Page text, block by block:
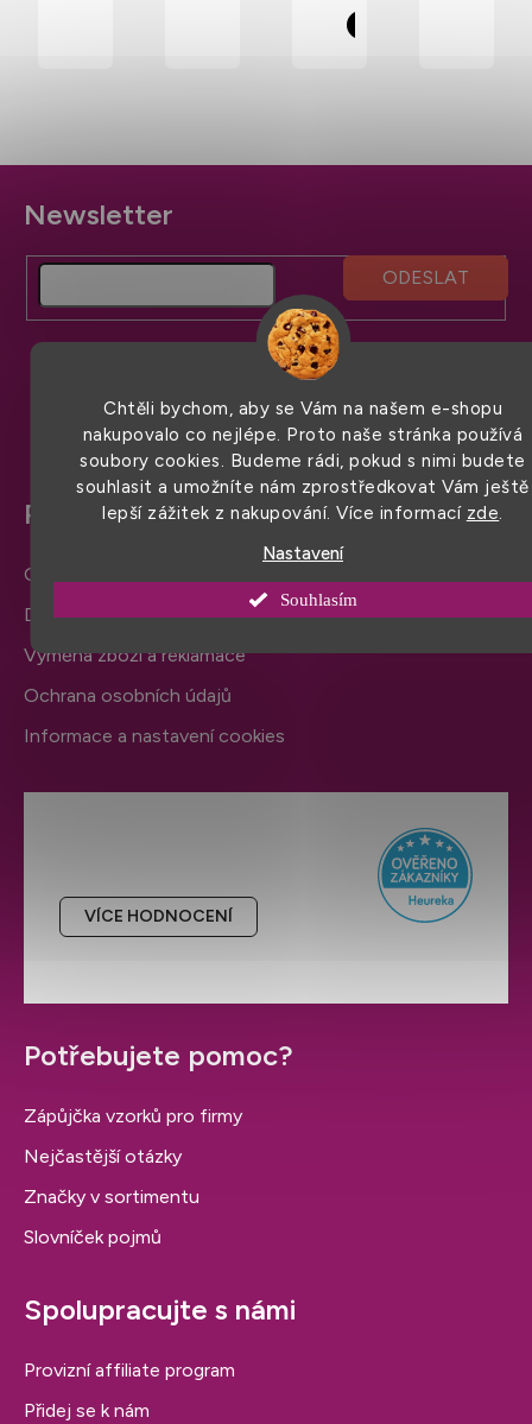
Chtěli bychom, aby se Vám na našem e-shopu
nakupovalo co nejlépe. Proto naše stránka používá
soubory cookies. Budeme rádi, pokud s nimi budete
souhlasit a umožníte nám zprostředkovat Vám ještě
lepší zážitek z nakupování. Více informací zde.
Nastavení
Souhlasím
Z
á
a
t
VÍCE HODNOCENÍ
Pro snadný nákup
Obchodní podmínky
Doprava a platba
Výměna zboží a reklamace
Ochrana osobních údajů
Informace a nastavení cookies
Potřebujete pomoc?
Zápůjčka vzorků pro firmy
Nejčastější otázky
Značky v sortimentu
Slovníček pojmů
Spolupracujte s námi
Provizní affiliate program
Přidej se k nám